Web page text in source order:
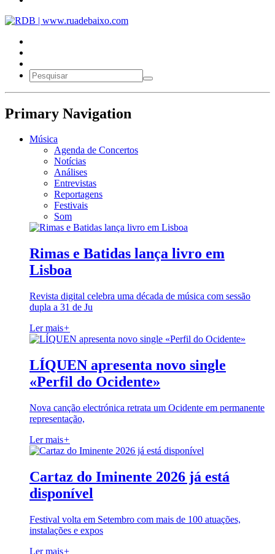
Primary Navigation
Música
Agenda de Concertos
Notícias
Análises
Entrevistas
Reportagens
Festivais
Som
Rimas e Batidas lança livro em
Lisboa
Revista digital celebra uma década de música com sessão
dupla a 31 de Ju
Ler mais+
LÍQUEN apresenta novo single
«Perfil do Ocidente»
Nova canção electrónica retrata um Ocidente em permanente
representação,
Ler mais+
Cartaz do Iminente 2026 já está
disponível
Festival volta em Setembro com mais de 100 atuações,
instalações e expos
Ler mais+